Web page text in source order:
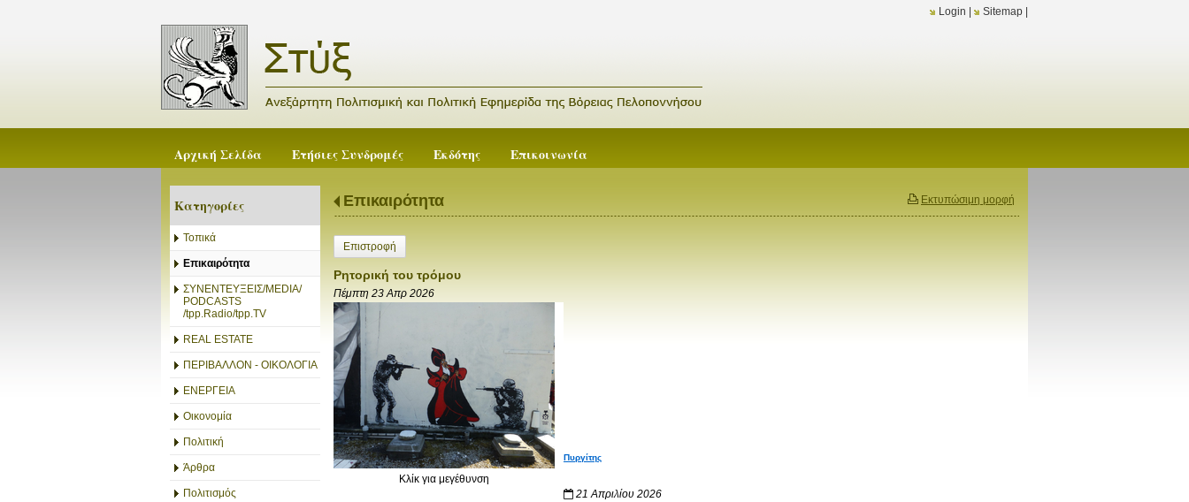
Login Sitemap
Αρχική Σελίδα Ετήσιες Συνδρομές Εκδότης Επικοινωνία
Κατηγορίες
Τοπικά
Επικαιρότητα
ΣΥΝΕΝΤΕΥΞΕΙΣ/MEDIA/
PODCASTS
/tpp.Radio/tpp.TV
REAL ESTATE
ΠΕΡΙΒΑΛΛΟΝ - ΟΙΚΟΛΟΓΙΑ
ΕΝΕΡΓΕΙΑ
Οικονομία
Πολιτική
Άρθρα
Πολιτισμός
Εκτυπώσιμη μορφή
Επικαιρότητα
Επιστροφή
Ρητορική του τρόμου
Πέμπτη 23 Απρ 2026
Κλίκ για μεγέθυνση
Πυργίτης
21 Απριλίου 2026